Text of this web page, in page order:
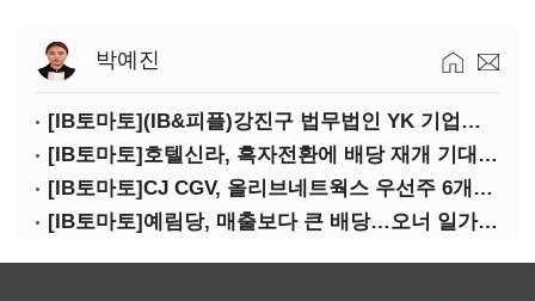
박예진
[IB토마토](IB&피플)강진구 법무법인 YK 기업거버넌스센터 센터장
[IB토마토]호텔신라, 흑자전환에 배당 재개 기대감…삼성생명도 웃을까
[IB토마토]CJ CGV, 올리브네트웍스 우선주 6개월 만에 상환…왜?
[IB토마토]예림당, 매출보다 큰 배당…오너 일가에 절반 간다